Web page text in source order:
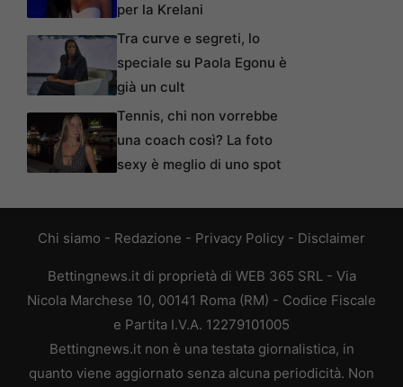
per la Krelani
Tra curve e segreti, lo
speciale su Paola Egonu è
già un cult
Tennis, chi non vorrebbe
una coach così? La foto
sexy è meglio di uno spot
Chi siamo - Redazione - Privacy Policy - Disclaimer
Bettingnews.it di proprietà di WEB 365 SRL - Via
Nicola Marchese 10, 00141 Roma (RM) - Codice Fiscale
e Partita I.V.A. 12279101005
Bettingnews.it non è una testata giornalistica, in
quanto viene aggiornato senza alcuna periodicità. Non